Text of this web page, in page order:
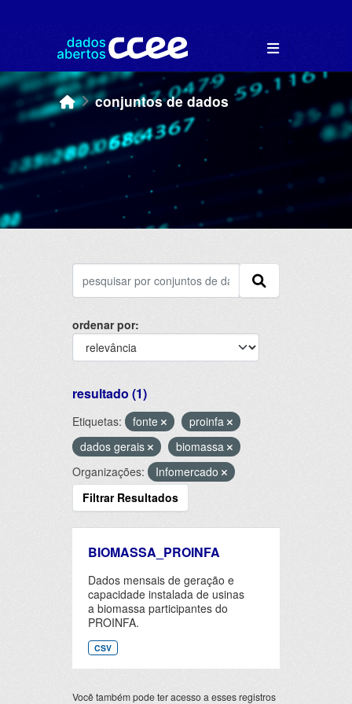
conjuntos de dados
ordenar por
resultado (1)
Etiquetas: fonte
proinfa
dados gerais
biomassa
Organizações:
Infomercado
Filtrar Resultados
BIOMASSA_PROINFA
Dados mensais de geração e
capacidade instalada de usinas
a biomassa participantes do
PROINFA.
CSV
Você também pode ter acesso a esses registros